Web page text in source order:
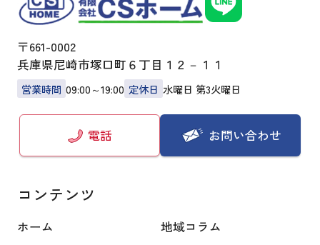
〒661-0002
兵庫県尼崎市塚口町６丁目１２－１１
営業時間 09:00～19:00 定休日 水曜日 第3火曜日
電話 お問い合わせ
コンテンツ
ホーム
地域コラム